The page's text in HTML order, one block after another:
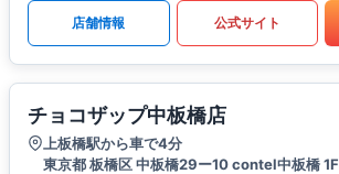
店舗情報 公式サイト
チョコザップ中板橋店
上板橋駅から車で4分
東京都 板橋区 中板橋29ー10 contel中板橋 1F